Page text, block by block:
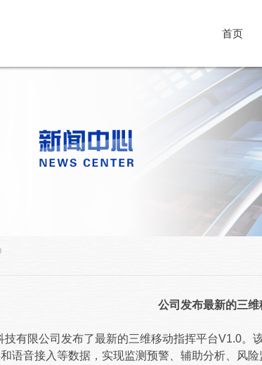
首页
公司发布最新的三
限公司发布了最新的三维移动指挥平台V1.0。
语音接入等数据，实现监测预警、辅助分析、风